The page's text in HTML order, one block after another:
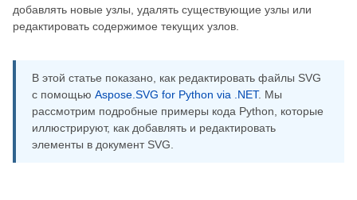
добавлять новые узлы, удалять существующие узлы или
редактировать содержимое текущих узлов.
В этой статье показано, как редактировать файлы SVG
с помощью Aspose.SVG for Python via .NET. Мы
рассмотрим подробные примеры кода Python, которые
иллюстрируют, как добавлять и редактировать
элементы в документ SVG.